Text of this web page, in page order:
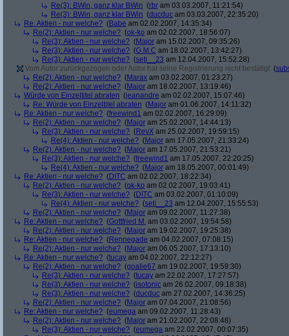
Re(3): BWin, ganz klar BWin (rbr am 03.03.2007, 11:21:54)
Re(3): BWin, ganz klar BWin (ducduc am 03.03.2007, 22:35:20)
Re: Aktien - nur welche? (Babe am 02.02.2007, 14:35:34)
Re(2): Aktien - nur welche? (ok-ko am 02.02.2007, 18:56:07)
Re(3): Aktien - nur welche? (Major am 15.02.2007, 09:35:26)
Re(3): Aktien - nur welche? (G.M.C am 18.02.2007, 13:42:27)
Re(3): Aktien - nur welche? (seti__23 am 12.04.2007, 15:52:28)
Vom Autor zurückgezogen oder Autor hat seine Registrierung nicht bestätigt (
Re(2): Aktien - nur welche? (Marax am 03.02.2007, 01:23:27)
Re(2): Aktien - nur welche? (Major am 18.02.2007, 13:19:46)
Würde von Einzeltitel abraten (jeanandre am 02.02.2007, 15:07:46)
Re: Würde von Einzeltitel abraten (Major am 01.06.2007, 14:11:32)
Re: Aktien - nur welche? (freewind1 am 02.02.2007, 16:29:09)
Re(2): Aktien - nur welche? (Major am 25.02.2007, 14:44:13)
Re(3): Aktien - nur welche? (RevX am 25.02.2007, 19:59:15)
Re(4): Aktien - nur welche? (Major am 17.05.2007, 21:33:24)
Re(2): Aktien - nur welche? (Major am 17.05.2007, 21:53:21)
Re(3): Aktien - nur welche? (freewind1 am 17.05.2007, 22:20:25)
Re(4): Aktien - nur welche? (Major am 18.05.2007, 00:01:49)
Re: Aktien - nur welche? (DITC am 02.02.2007, 18:22:34)
Re(2): Aktien - nur welche? (ok-ko am 02.02.2007, 19:03:41)
Re(3): Aktien - nur welche? (DITC am 03.02.2007, 01:10:09)
Re(4): Aktien - nur welche? (seti__23 am 12.04.2007, 15:55:53)
Re(2): Aktien - nur welche? (Major am 09.02.2007, 11:27:38)
Re: Aktien - nur welche? (Gottfried M. am 03.02.2007, 19:54:58)
Re(2): Aktien - nur welche? (Major am 19.02.2007, 19:25:38)
Re: Aktien - nur welche? (Rennegade am 04.02.2007, 07:08:15)
Re(2): Aktien - nur welche? (Major am 06.05.2007, 17:13:10)
Re: Aktien - nur welche? (tucay am 04.02.2007, 22:12:27)
Re(2): Aktien - nur welche? (goalie67 am 19.02.2007, 19:59:30)
Re(3): Aktien - nur welche? (tucay am 22.02.2007, 17:27:57)
Re(3): Aktien - nur welche? (isotonic am 26.02.2007, 09:18:38)
Re(3): Aktien - nur welche? (ducduc am 27.02.2007, 14:36:25)
Re(2): Aktien - nur welche? (Major am 07.04.2007, 21:08:56)
Re: Aktien - nur welche? (eumega am 09.02.2007, 11:28:43)
Re(2): Aktien - nur welche? (Major am 21.02.2007, 22:08:48)
Re(3): Aktien - nur welche? (eumega am 22.02.2007, 00:07:35)